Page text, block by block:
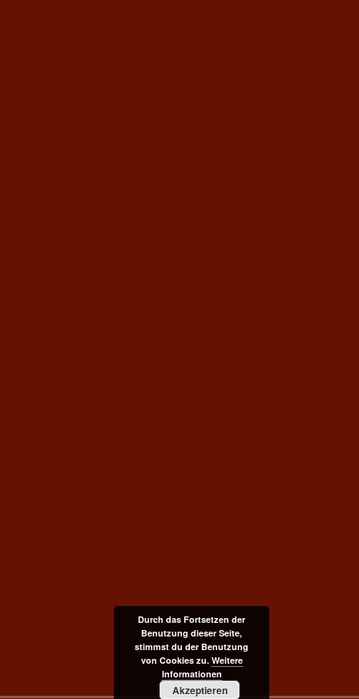
Durch das Fortsetzen der
Benutzung dieser Seite,
stimmst du der Benutzung
von Cookies zu. Weitere
Informationen
Akzeptieren